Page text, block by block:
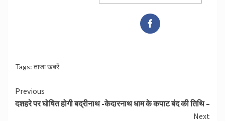
Tags: ताजा खबरें
Continue
Reading
Previous
दशहरे पर घोषित होगी बद्रीनाथ -केदारनाथ धाम के कपाट बंद की तिथि –
Next